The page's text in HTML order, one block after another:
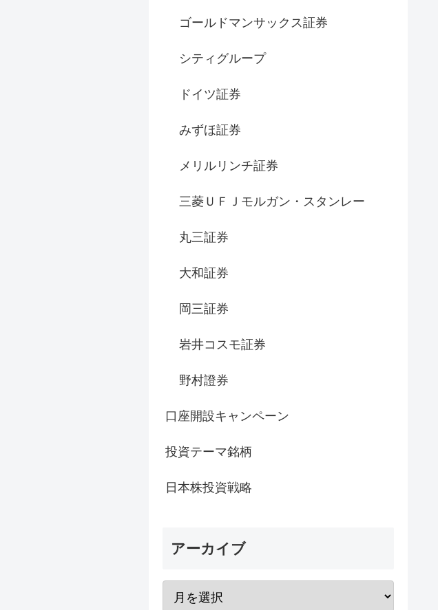
ゴールドマンサックス証券
シティグループ
ドイツ証券
みずほ証券
メリルリンチ証券
三菱ＵＦＪモルガン・スタンレー
丸三証券
大和証券
岡三証券
岩井コスモ証券
野村證券
口座開設キャンペーン
投資テーマ銘柄
日本株投資戦略
アーカイブ